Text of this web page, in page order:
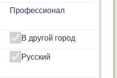
Профессионал
В другой город
Русский